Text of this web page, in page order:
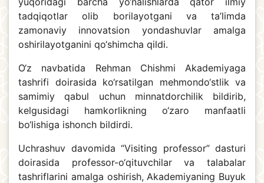
tadqiqotlar olib borilayotgani va ta’limda
zamonaviy innovatsion yondashuvlar amalga
oshirilayotganini qo‘shimcha qildi.
O‘z navbatida Rehman Chishmi Akademiyaga
tashrifi doirasida ko‘rsatilgan mehmondo‘stlik va
samimiy qabul uchun minnatdorchilik bildirib,
kelgusidagi hamkorlikning o‘zaro manfaatli
bo‘lishiga ishonch bildirdi.
Uchrashuv davomida “Visiting professor” dasturi
doirasida professor-o‘qituvchilar va talabalar
tashriflarini amalga oshirish, Akademiyaning Buyuk